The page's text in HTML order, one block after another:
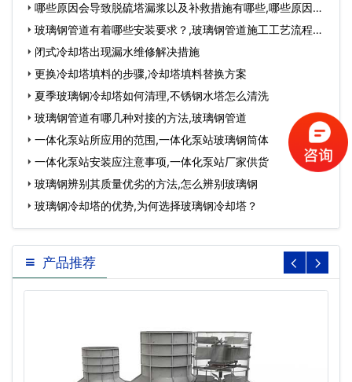
哪些原因会导致脱硫塔漏浆以及补救措施有哪些,哪些原因会
导致流产…
玻璃钢管道有着哪些安装要求？,玻璃钢管道施工工艺流程…
闭式冷却塔出现漏水维修解决措施
更换冷却塔填料的步骤,冷却塔填料替换方案
夏季玻璃钢冷却塔如何清理,不锈钢水塔怎么清洗
玻璃钢管道有哪几种对接的方法,玻璃钢管道
一体化泵站所应用的范围,一体化泵站玻璃钢筒体
一体化泵站安装应注意事项,一体化泵站厂家供货
玻璃钢辨别其质量优劣的方法,怎么辨别玻璃钢
玻璃钢冷却塔的优势,为何选择玻璃钢冷却塔？
产品推荐